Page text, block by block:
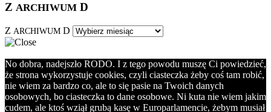
Z ARCHIWUM D
Z ARCHIWUM D
No dobra, nadejszło RODO. I z tego powodu muszę Ci powiedzieć,
że strona wykorzystuje cookies, czyli ciasteczka żeby coś tam robić,
nie wiem za bardzo co, ale to się pasie na Twoich danych
osobowych, bo ciasteczka to dane osobowe. Ni kuta nie wiem jakim
cudem, ale ktoś wziął grubą kasę w Europarlamencie, żebym musiał